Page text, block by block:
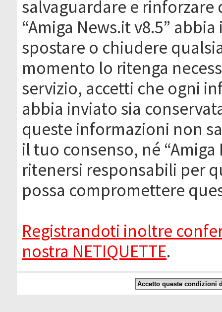
salvaguardare e
“Amiga News.it v8.5”
spostare o chiudere
momento lo ritenga
servizio, accetti che ogni
abbia inviato sia
queste informazioni non
il tuo consenso, né
ritenersi responsabili per
possa compromettere
Registrandoti inoltre
nostra NETIQUETTE.